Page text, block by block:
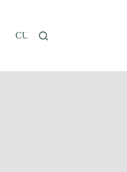
CUCINA E RICETTE